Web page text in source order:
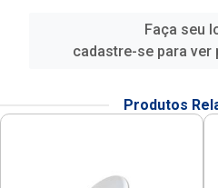
Faça seu
cadastre-se para
Produtos